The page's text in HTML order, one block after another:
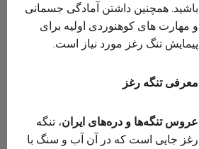
باشید. همچنین داشتن آمادگی جسمانی
و مهارت های کوهنوردی اولیه برای
پیمایش تنگ رغز مورد نیاز است.
معرفی تنگه رغز
عروس تنگه‌ها و دره‌های ایران، تنگه
رغز جایی است که در آن آب و سنگ با